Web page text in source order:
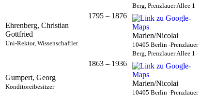
Berg, Prenzlauer Allee 1
Ehrenberg, Christian
Gottfried
Uni-Rektor, Wissenschaftler
1795 – 1876
Marien/Nicolai
10405 Berlin -Prenzlauer
Berg, Prenzlauer Allee 1
Gumpert, Georg
Konditoreibesitzer
1863 – 1936
Marien/Nicolai
10405 Berlin -Prenzlauer